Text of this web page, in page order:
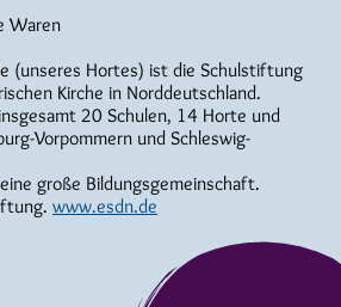
Waren
(unseres Hortes) ist die Schulstiftung
Kirche in Norddeutschland.
20 Schulen, 14 Horte und
Vorpommern und Schleswig-
große Bildungsgemeinschaft.
www.esdn.de